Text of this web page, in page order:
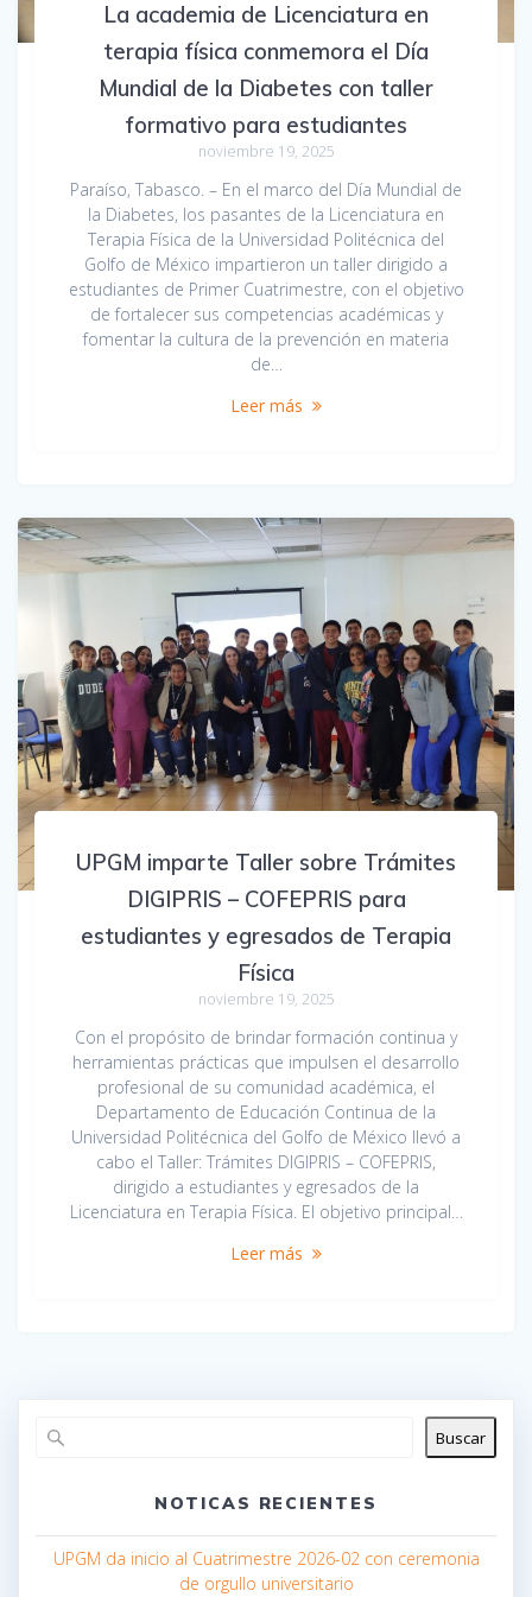
La academia de Licenciatura en
terapia física conmemora el Día
Mundial de la Diabetes con taller
formativo para estudiantes
noviembre 19, 2025
Paraíso, Tabasco. – En el marco del Día Mundial de
la Diabetes, los pasantes de la Licenciatura en
Terapia Física de la Universidad Politécnica del
Golfo de México impartieron un taller dirigido a
estudiantes de Primer Cuatrimestre, con el objetivo
de fortalecer sus competencias académicas y
fomentar la cultura de la prevención en materia
de…
Leer más
UPGM imparte Taller sobre Trámites
DIGIPRIS – COFEPRIS para
estudiantes y egresados de Terapia
Física
noviembre 19, 2025
Con el propósito de brindar formación continua y
herramientas prácticas que impulsen el desarrollo
profesional de su comunidad académica, el
Departamento de Educación Continua de la
Universidad Politécnica del Golfo de México llevó a
cabo el Taller: Trámites DIGIPRIS – COFEPRIS,
dirigido a estudiantes y egresados de la
Licenciatura en Terapia Física. El objetivo principal…
Leer más
Buscar
NOTICAS RECIENTES
UPGM da inicio al Cuatrimestre 2026-02 con ceremonia
de orgullo universitario